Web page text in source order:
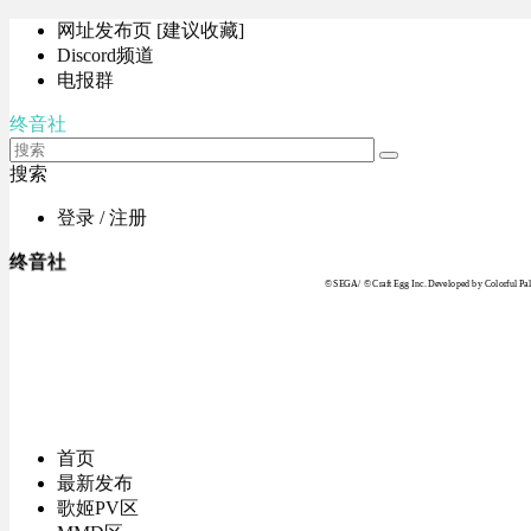
网址发布页 [建议收藏]
Discord频道
电报群
终音社
搜索
登录 / 注册
终音社
© SEGA / © Craft Egg Inc. Developed by Colorful
首页
最新发布
歌姬PV区